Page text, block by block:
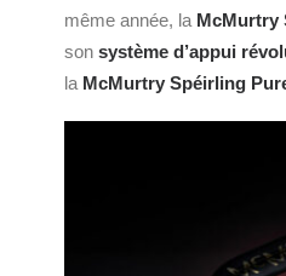
même année, la McMurtry
son système d’appui
la McMurtry Spéirling